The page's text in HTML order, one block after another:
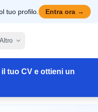
tuo profilo. Entra ora →
Altro
tuo CV e ottieni un